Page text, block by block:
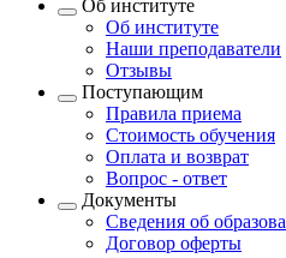
Об институте
Об институте
Наши преподаватели
Отзывы
Поступающим
Правила приема
Стоимость обучения
Оплата и возврат
Вопрос - ответ
Документы
Сведения об
Договор оферты